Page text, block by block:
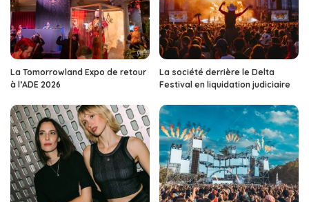
La Tomorrowland Expo de retour
à l’ADE 2026
La société derrière le Delta
Festival en liquidation judiciaire